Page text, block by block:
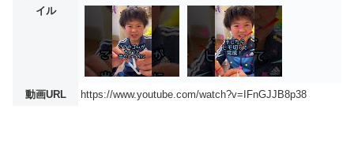
イル
動画URL https://www.youtube.com/watch?v=IFnGJJB8p38